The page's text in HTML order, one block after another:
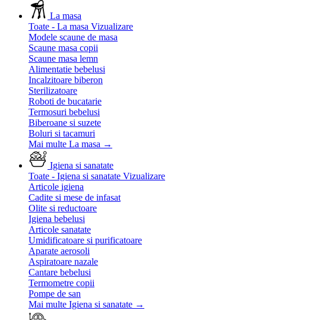
La masa
Toate - La masa Vizualizare
Modele scaune de masa
Scaune masa copii
Scaune masa lemn
Alimentatie bebelusi
Incalzitoare biberon
Sterilizatoare
Roboti de bucatarie
Termosuri bebelusi
Biberoane si suzete
Boluri si tacamuri
Mai multe La masa →
Igiena si sanatate
Toate - Igiena si sanatate Vizualizare
Articole igiena
Cadite si mese de infasat
Olite si reductoare
Igiena bebelusi
Articole sanatate
Umidificatoare si purificatoare
Aparate aerosoli
Aspiratoare nazale
Cantare bebelusi
Termometre copii
Pompe de san
Mai multe Igiena si sanatate →